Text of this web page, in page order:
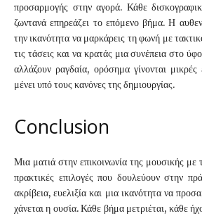
προσαρμογής στην αγορά. Κάθε
ζωντανά επηρεάζει το επόμενο βήμα. Η
την ικανότητα να μαρκάρεις τη φωνή με
τις τάσεις και να κρατάς μια συνέπεια στο
αλλάζουν ραγδαία, ορόσημα γίνονται μικρές
μένει υπό τους κανόνες της δημιουργίας.
Conclusion
Μια ματιά στην επικοινωνία της μουσικής με
πρακτικές επιλογές που δουλεύουν στην
ακρίβεια, ευελιξία και μια ικανότητα να
χάνεται η ουσία. Κάθε βήμα μετριέται, κάθε